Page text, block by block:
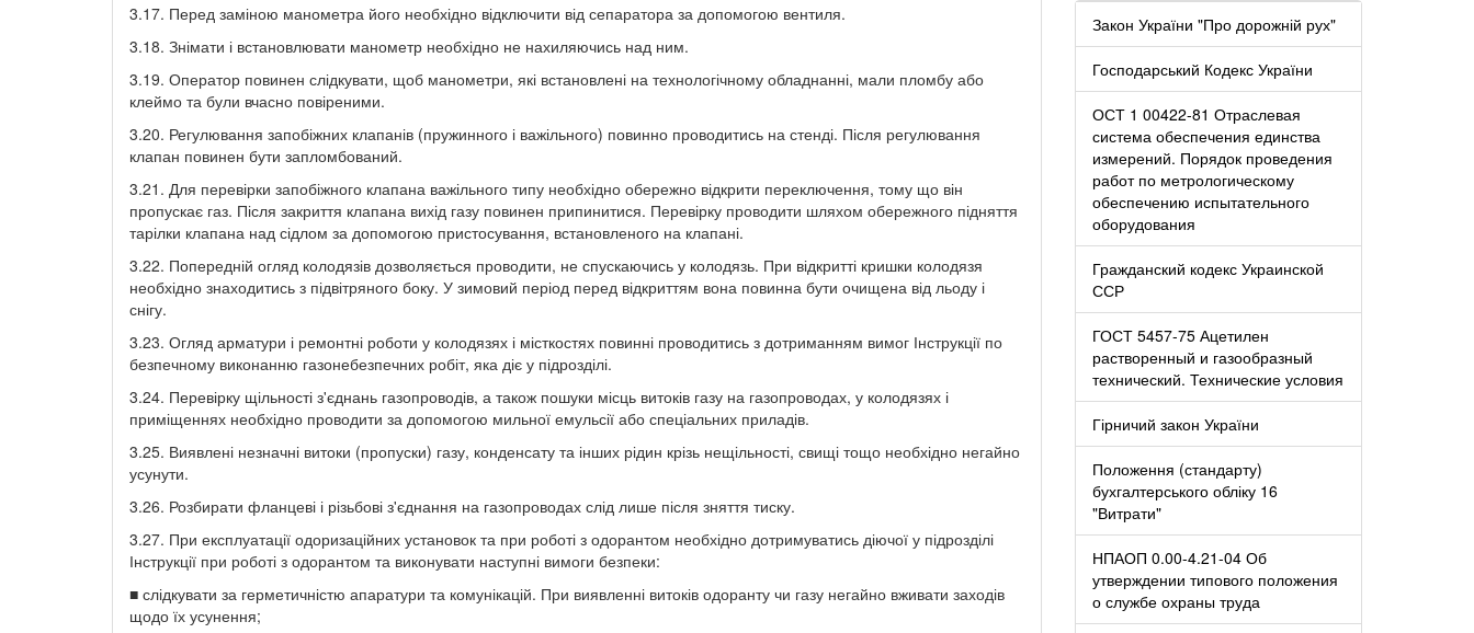
3.17. Перед заміною манометра його необхідно відключити від сепаратора за допомогою вентиля.
3.18. Знімати і встановлювати манометр необхідно не нахиляючись над ним.
3.19. Оператор повинен слідкувати, щоб манометри, які встановлені на технологічному обладнанні, мали пломбу або
клеймо та були вчасно повіреними.
3.20. Регулювання запобіжних клапанів (пружинного і важільного) повинно проводитись на стенді. Після регулювання
клапан повинен бути запломбований.
3.21. Для перевірки запобіжного клапана важільного типу необхідно обережно відкрити переключення, тому що він
пропускає газ. Після закриття клапана вихід газу повинен припинитися. Перевірку проводити шляхом обережного підняття
тарілки клапана над сідлом за допомогою пристосування, встановленого на клапані.
3.22. Попередній огляд колодязів дозволяється проводити, не спускаючись у колодязь. При відкритті кришки колодязя
необхідно знаходитись з підвітряного боку. У зимовий період перед відкриттям вона повинна бути очищена від льоду і
снігу.
3.23. Огляд арматури і ремонтні роботи у колодязях і місткостях повинні проводитись з дотриманням вимог Інструкції по
безпечному виконанню газонебезпечних робіт, яка діє у підрозділі.
3.24. Перевірку щільності з'єднань газопроводів, а також пошуки місць витоків газу на газопроводах, у колодязях і
приміщеннях необхідно проводити за допомогою мильної емульсії або спеціальних приладів.
3.25. Виявлені незначні витоки (пропуски) газу, конденсату та інших рідин крізь нещільності, свищі тощо необхідно негайно
усунути.
3.26. Розбирати фланцеві і різьбові з'єднання на газопроводах слід лише після зняття тиску.
3.27. При експлуатації одоризаційних установок та при роботі з одорантом необхідно дотримуватись діючої у підрозділі
Інструкції при роботі з одорантом та виконувати наступні вимоги безпеки:
■ слідкувати за герметичністю апаратури та комунікацій. При виявленні витоків одоранту чи газу негайно вживати заходів
щодо їх усунення;
Закон України "Про дорожній рух"
Господарський Кодекс України
ОСТ 1 00422-81 Отраслевая
система обеспечения единства
измерений. Порядок проведения
работ по метрологическому
обеспечению испытательного
оборудования
Гражданский кодекс Украинской
ССР
ГОСТ 5457-75 Ацетилен
растворенный и газообразный
технический. Технические условия
Гірничий закон України
Положення (стандарту)
бухгалтерського обліку 16
"Витрати"
НПАОП 0.00-4.21-04 Об
утверждении типового положения
о службе охраны труда